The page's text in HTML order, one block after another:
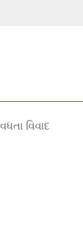
વિવાદ